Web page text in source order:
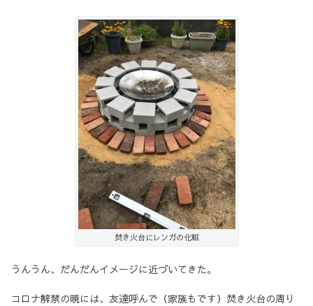
焚き火台にレンガの化粧
うんうん、だんだんイメージに近づいてきた。
コロナ解禁の暁には、友達呼んで（家族もです）焚き火台の周り